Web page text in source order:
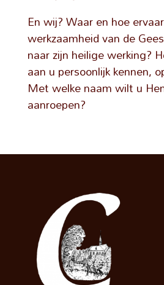
En wij? Waar en hoe
werkzaamheid van de
naar zijn heilige werking?
aan u persoonlijk kennen,
Met welke naam wilt u
aanroepen?